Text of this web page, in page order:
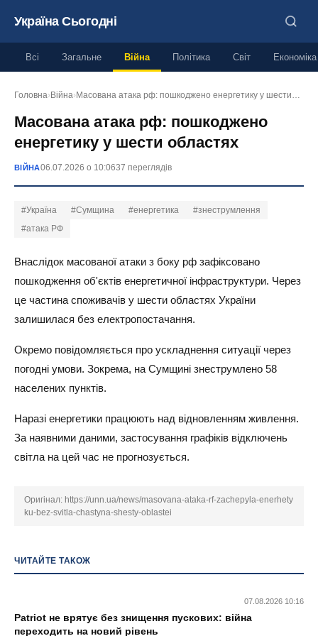
Україна Сьогодні
Всі Загальне Війна Політика Світ Економіка
Головна› Війна› Масована атака рф: пошкоджено енергетику у шести…
Масована атака рф: пошкоджено
енергетику у шести областях
ВІЙНА06.07.2026 о 10:0637 переглядів
#Україна #Сумщина #енергетика
#знеструмлення
#атака РФ
Внаслідок масованої атаки з боку рф зафіксовано
пошкодження об'єктів енергетичної інфраструктури. Через
це частина споживачів у шести областях України
залишилася без електропостачання.
Окремо повідомляється про ускладнення ситуації через
погодні умови. Зокрема, на Сумщині знеструмлено 58
населених пунктів.
Наразі енергетики працюють над відновленням живлення.
За наявними даними, застосування графіків відключень
світла на цей час не прогнозується.
Оригінал: https://unn.ua/news/masovana-ataka-rf-zachepyla-enerhety
ku-bez-svitla-chastyna-shesty-oblastei
ЧИТАЙТЕ ТАКОЖ
07.08.2026 10:16
Patriot не врятує без знищення пускових: війна
переходить на новий рівень